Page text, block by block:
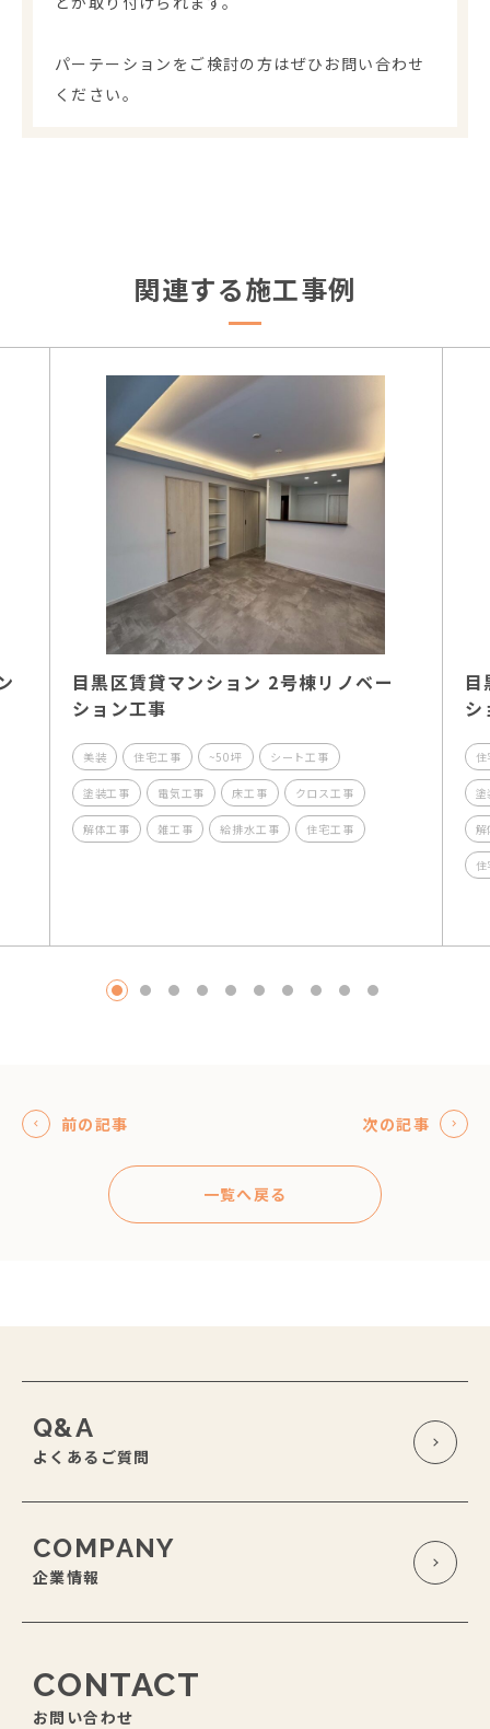
パーテーションをご検討の方はぜひお問い合わせ
ください。
関連する施工事例
目黒区賃貸マンション 2号棟リノベー
ション工事
美装 住宅工事 ~50坪 シート工事
塗装工事 電気工事 床工事 クロス工事
解体工事 雑工事 給排水工事 住宅工事
シ
住
塗
解
住
1
2 3 4 5 6 7 8
前の記事 次の記事
一覧へ戻る
Q&A
よくあるご質問
COMPANY
企業情報
CONTACT
お問い合わせ